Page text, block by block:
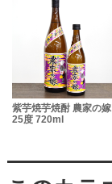
紫芋焼芋焼酎 農家の嫁
25度 720ml